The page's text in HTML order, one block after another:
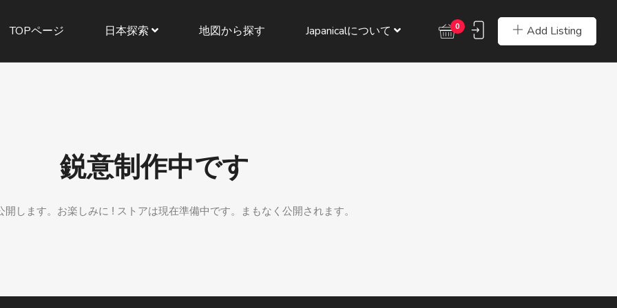
Add Listing
0
TOPページ 日本探索 地図から探す Japanicalについて
鋭意制作中です
開します。お楽しみに ! ストアは現在準備中です。まもなく公開されます。